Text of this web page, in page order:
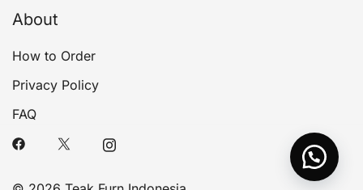
About
How to Order
Privacy Policy
FAQ